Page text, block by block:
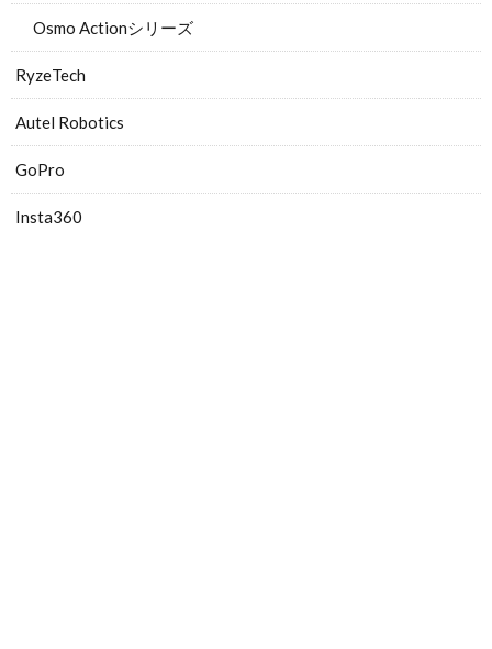
Osmo Actionシリーズ
RyzeTech
Autel Robotics
GoPro
Insta360